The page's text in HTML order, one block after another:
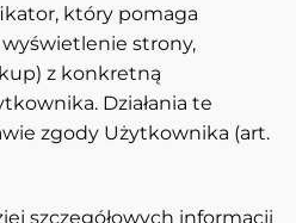
który pomaga
wyświetlenie strony,
z konkretną
Działania te
zgody Użytkownika (art.
szczegółowych informacji